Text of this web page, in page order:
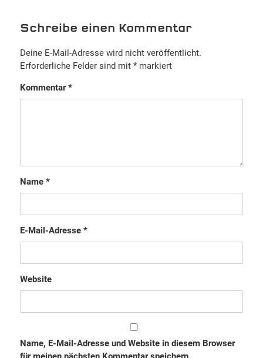
Schreibe einen Kommentar
Deine E-Mail-Adresse wird nicht veröffentlicht.
Erforderliche Felder sind mit *markiert
Kommentar*
Name *
E-Mail-Adresse *
Website
Name, E-Mail-Adresse und Website in diesem Browser